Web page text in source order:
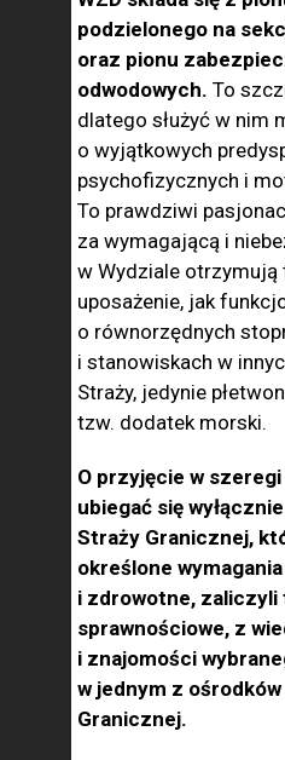
podzielonego na
oraz pionu
odwodo­wych. To
dlatego słu­żyć w nim
o wyjątkowych
psychofizycznych i
To prawdziwi
za wymagającą i
w Wy­dziale otrzymują
uposażenie, jak
o równorzędnych
i stanowiskach w
Straży, jedynie
tzw. dodatek morski.
O przyjęcie w szeregi
ubiegać się
Straży Granicznej,
określone
i zdrowotne,
sprawnościowe, z
i znajomości
w jednym z
Granicznej.